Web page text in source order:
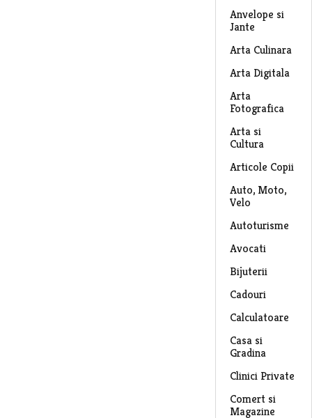
Anvelope si
Jante
Arta Culinara
Arta Digitala
Arta
Fotografica
Arta si
Cultura
Articole Copii
Auto, Moto,
Velo
Autoturisme
Avocati
Bijuterii
Cadouri
Calculatoare
Casa si
Gradina
Clinici Private
Comert si
Magazine